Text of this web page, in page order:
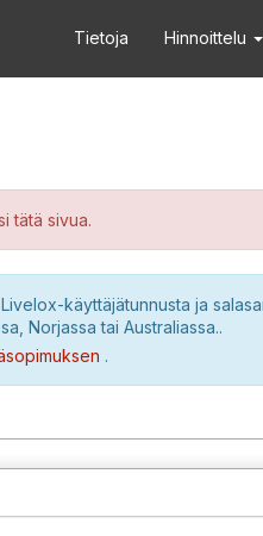
Tietoja Hinnoittelu
tätä sivua.
käyttäjätunnusta ja
Norjassa tai Australiassa..
.